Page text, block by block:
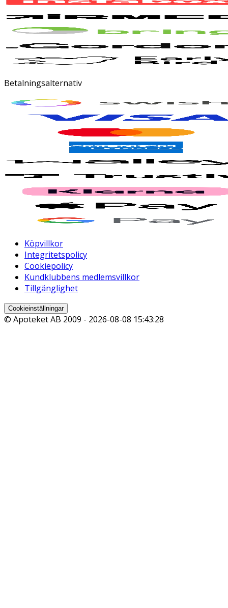
Betalningsalternativ
Köpvillkor
Integritetspolicy
Cookiepolicy
Kundklubbens medlemsvillkor
Tillgänglighet
Cookieinställningar
© Apoteket AB 2009 - 2026-08-08 15:43:28